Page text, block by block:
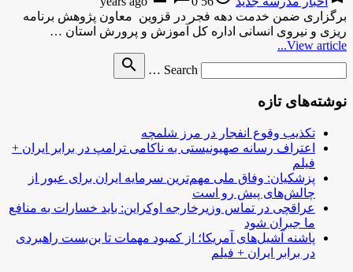
برگزاری ضمن خدمت دهه فجر در قزوین معاون پژوهش برنامه
ریزی و نیروی انسانی اداره کل آموزش و پرورش استان …
View article...
Search …
search
نوشته‌های تازه
تکذیب وقوع انفجار در مرز شلمچه
اعتراف رسانه صهیونیستی به ناکامی ترامپ در برابر ایران +
فیلم
پزشکیان: وفاق ملی مهم‌ترین سرمایه ایران برای عبور از
چالش‌های پیش رو است
عراقچی در تماس وزیرخارجه اوکراین: باید خسارات به منافع
ما جبران شود
پاشنه آشیل‌های آمریکا؛ از کمبود مهمات تا بن‌بست راهبردی
در برابر ایران + فیلم